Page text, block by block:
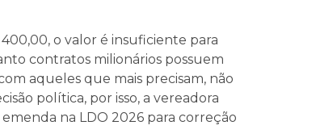
o valor é insuficiente para
contratos milionários possuem
aqueles que mais precisam, não
política, por isso, a vereadora
na LDO 2026 para correção